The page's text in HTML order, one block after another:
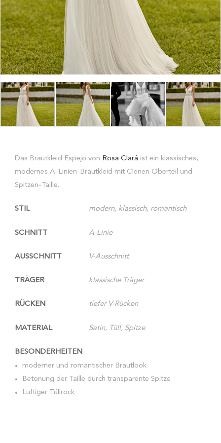
Das Brautkleid Espejo von Rosa Clará ist ein klassisches,
modernes A-Linien-Brautkleid mit Clenen Oberteil und
Spitzen-Taille.
STIL modern, klassisch, romantisch
SCHNITT A-Linie
AUSSCHNITT V-Ausschnitt
TRÄGER klassische Träger
RÜCKEN tiefer V-Rücken
MATERIAL Satin, Tüll, Spitze
BESONDERHEITEN
moderner und romantischer Brautlook
Betonung der Taille durch transparente Spitze
Luftiger Tüllrock